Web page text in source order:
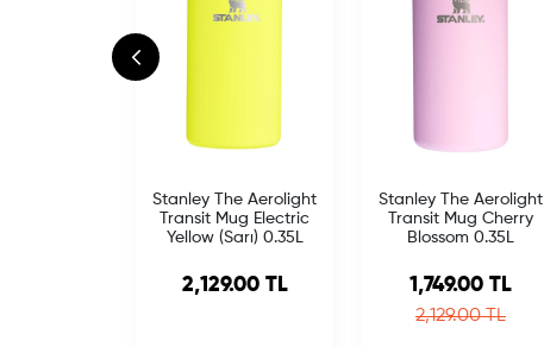
Stanley The Aerolight
Transit Mug Electric
Yellow (Sarı) 0.35L
2,129.00 TL
Stanley The Aerolight
Transit Mug Cherry
Blossom 0.35L
Sale price
1,749.00 TL
Regular price
2,129.00 TL